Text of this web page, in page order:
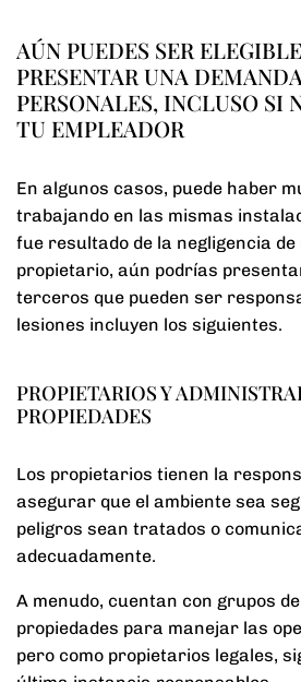
AÚN PUEDES SER
PRESENTAR UNA
PERSONALES, INCLUSO SI
TU EMPLEADOR
En algunos casos, puede haber
trabajando en las mismas
fue resultado de la negligencia
propietario, aún podrías
terceros que pueden ser
lesiones incluyen los siguientes.
PROPIETARIOS Y
PROPIEDADES
Los propietarios tienen la
asegurar que el ambiente sea
peligros sean tratados o
adecuadamente.
A menudo, cuentan con grupos
propiedades para manejar las
pero como propietarios legales,